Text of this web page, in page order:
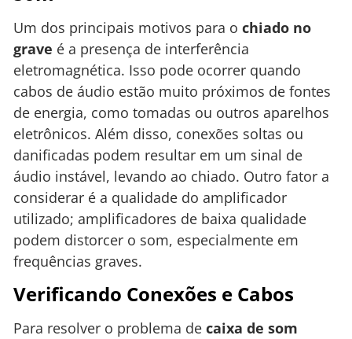
Um dos principais motivos para o chiado no
grave é a presença de interferência
eletromagnética. Isso pode ocorrer quando
cabos de áudio estão muito próximos de fontes
de energia, como tomadas ou outros aparelhos
eletrônicos. Além disso, conexões soltas ou
danificadas podem resultar em um sinal de
áudio instável, levando ao chiado. Outro fator a
considerar é a qualidade do amplificador
utilizado; amplificadores de baixa qualidade
podem distorcer o som, especialmente em
frequências graves.
Verificando Conexões e Cabos
Para resolver o problema de caixa de som